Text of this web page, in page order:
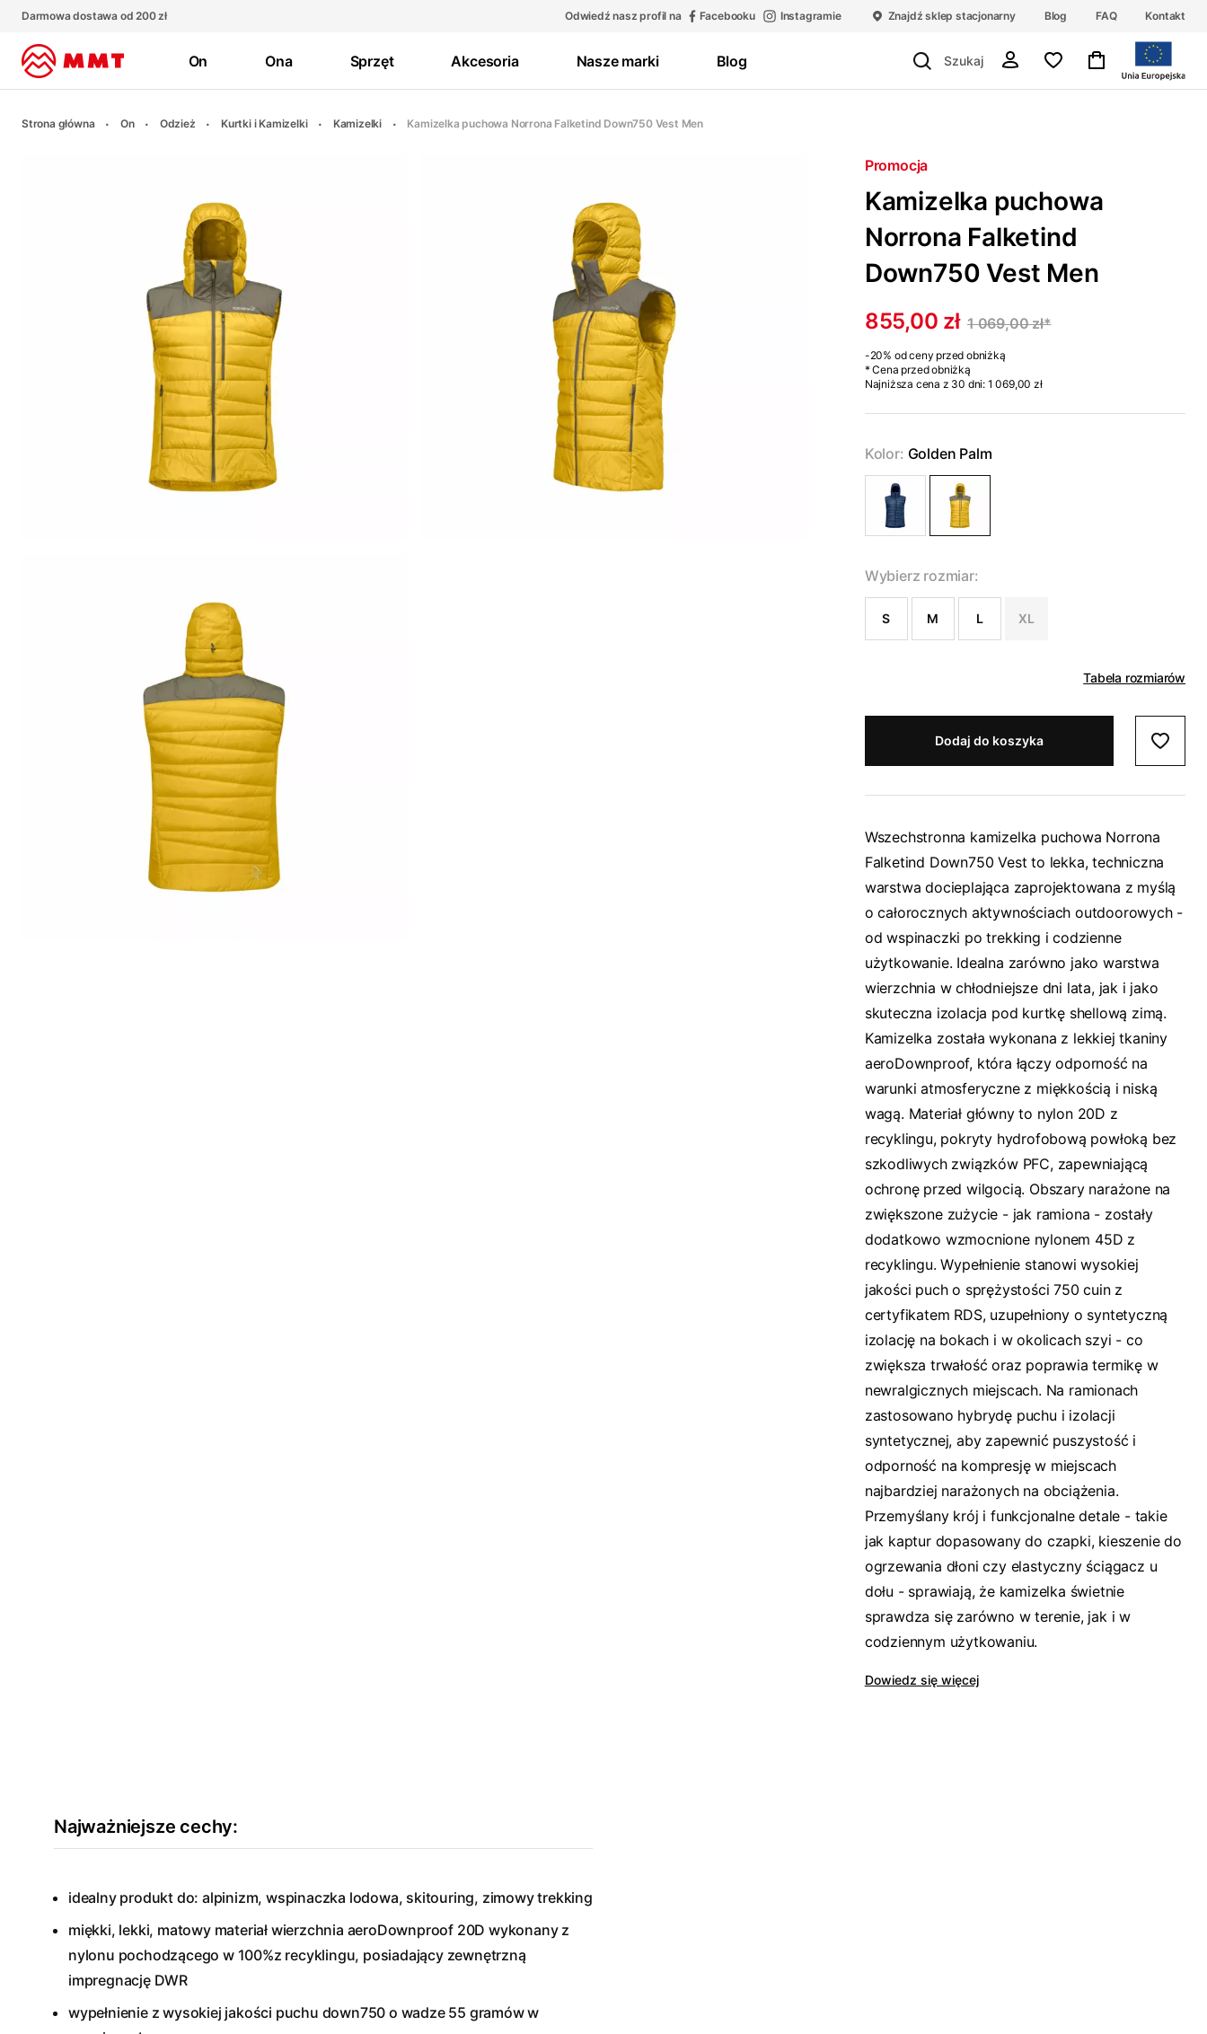
Darmowa dostawa od 200 zł Odwiedź nasz profil na Facebooku Instagramie Znajdź sklep stacjonarny Blog FAQ Kontakt
On Ona Sprzęt Akcesoria Nasze marki Blog
Strona główna On Odzież Kurtki i Kamizelki Kamizelki Kamizelka puchowa Norrona Falketind Down750 Vest Men
Promocja
Kamizelka puchowa
Norrona Falketind
Down750 Vest Men
855,00 zł 1 069,00 zł*
-20% od ceny przed obniżką
* Cena przed obniżką
Najniższa cena z 30 dni: 1 069,00 zł
Kolor: Golden Palm
Wybierz rozmiar:
S M L XL
Tabela rozmiarów
Dodaj do koszyka
Wszechstronna kamizelka puchowa Norrona
Falketind Down750 Vest to lekka, techniczna
warstwa docieplająca zaprojektowana z myślą
o całorocznych aktywnościach outdoorowych -
od wspinaczki po trekking i codzienne
użytkowanie. Idealna zarówno jako warstwa
wierzchnia w chłodniejsze dni lata, jak i jako
skuteczna izolacja pod kurtkę shellową zimą.
Kamizelka została wykonana z lekkiej tkaniny
aeroDownproof, która łączy odporność na
warunki atmosferyczne z miękkością i niską
wagą. Materiał główny to nylon 20D z
recyklingu, pokryty hydrofobową powłoką bez
szkodliwych związków PFC, zapewniającą
ochronę przed wilgocią. Obszary narażone na
zwiększone zużycie - jak ramiona - zostały
dodatkowo wzmocnione nylonem 45D z
recyklingu. Wypełnienie stanowi wysokiej
jakości puch o sprężystości 750 cuin z
certyfikatem RDS, uzupełniony o syntetyczną
izolację na bokach i w okolicach szyi - co
zwiększa trwałość oraz poprawia termikę w
newralgicznych miejscach. Na ramionach
zastosowano hybrydę puchu i izolacji
syntetycznej, aby zapewnić puszystość i
odporność na kompresję w miejscach
najbardziej narażonych na obciążenia.
Przemyślany krój i funkcjonalne detale - takie
jak kaptur dopasowany do czapki, kieszenie do
ogrzewania dłoni czy elastyczny ściągacz u
dołu - sprawiają, że kamizelka świetnie
sprawdza się zarówno w terenie, jak i w
codziennym użytkowaniu.
Dowiedz się więcej
Najważniejsze cechy:
idealny produkt do: alpinizm, wspinaczka lodowa, skitouring, zimowy trekking
miękki, lekki, matowy materiał wierzchnia aeroDownproof 20D wykonany z
nylonu pochodzącego w 100%z recyklingu, posiadający zewnętrzną
impregnację DWR
wypełnienie z wysokiej jakości puchu down750 o wadze 55 gramów w